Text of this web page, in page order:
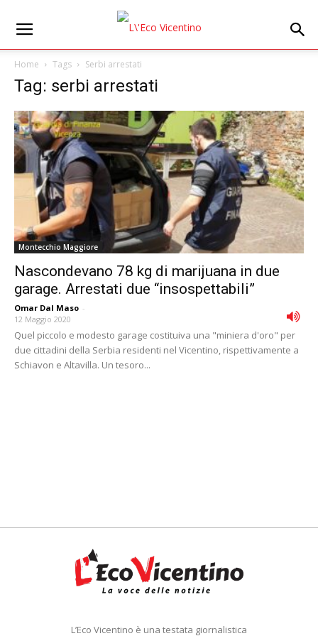
Home Tags Serbi arrestati
Tag: serbi arrestati
Montecchio Maggiore
Nascondevano 78 kg di marijuana in due
garage. Arrestati due “insospettabili”
Omar Dal Maso -
12 Maggio 2020
Quel piccolo e modesto garage costituiva una "miniera d'oro" per
due cittadini della Serbia residenti nel Vicentino, rispettivamente a
Schiavon e Altavilla. Un tesoro...
L’Eco Vicentino è una testata giornalistica